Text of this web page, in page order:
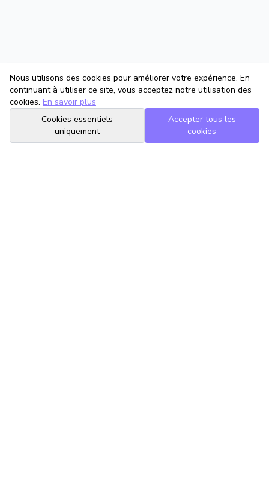
Nous utilisons des cookies pour améliorer votre expérience. En
continuant à utiliser ce site, vous acceptez notre utilisation des
cookies. En savoir plus
Cookies essentiels
uniquement
Accepter tous les
cookies